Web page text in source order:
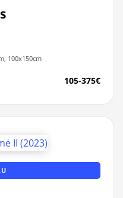
100x150cm
105-375€